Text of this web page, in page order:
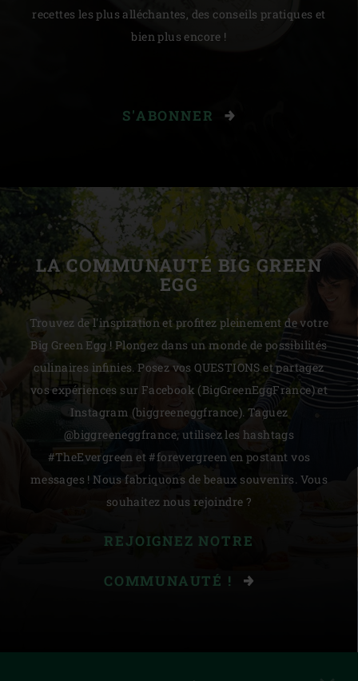
recettes les plus alléchantes, des conseils pratiques et
bien plus encore !
S'ABONNER
LA COMMUNAUTÉ BIG GREEN
EGG
Trouvez de l'inspiration et profitez pleinement de votre
Big Green Egg ! Plongez dans un monde de possibilités
culinaires infinies. Posez vos QUESTIONS et partagez
vos expériences sur Facebook (BigGreenEggFrance) et
Instagram (biggreeneggfrance). Taguez
@biggreeneggfrance, utilisez les hashtags
#TheEvergreen et #forevergreen en postant vos
messages ! Nous fabriquons de beaux souvenirs. Vous
souhaitez nous rejoindre ?
REJOIGNEZ NOTRE
COMMUNAUTÉ !